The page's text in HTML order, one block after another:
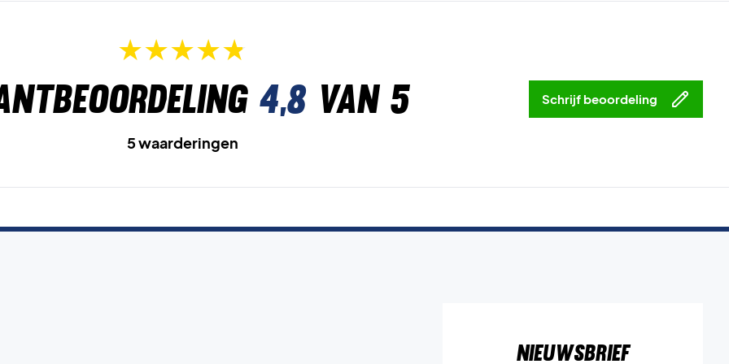
4,8van 5 Schrijf beoordeling
5 waarderingen
Nieuwsbrief